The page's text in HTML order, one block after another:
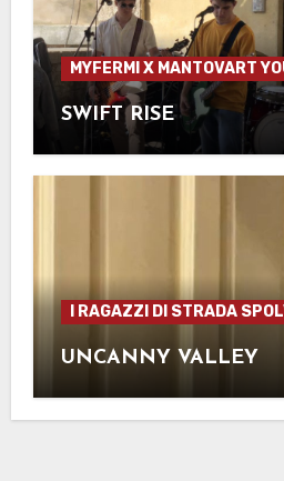
MYFERMI X MANTOVART
SWIFT RISE
I RAGAZZI DI STRADA
UNCANNY VALLEY